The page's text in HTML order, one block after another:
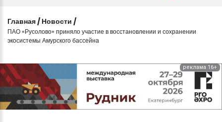
Главная / Новости /
ПАО «Русолово» приняло участие в восстановлении и сохранении
экосистемы Амурского бассейна
реклама 16+